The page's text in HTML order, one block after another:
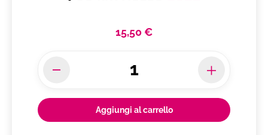
15,50 €
Aggiungi al carrello